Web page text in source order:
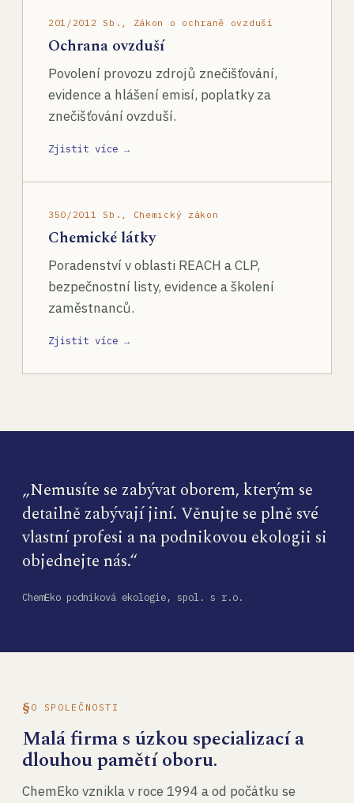
201/2012 Sb., Zákon o ochraně ovzduší
Ochrana ovzduší
Povolení provozu zdrojů znečišťování,
evidence a hlášení emisí, poplatky za
znečišťování ovzduší.
Zjistit více →
350/2011 Sb., Chemický zákon
Chemické látky
Poradenství v oblasti REACH a CLP,
bezpečnostní listy, evidence a školení
zaměstnanců.
Zjistit více →
„Nemusíte se zabývat oborem, kterým se
detailně zabývají jiní. Věnujte se plně své
vlastní profesi a na podnikovou ekologii si
objednejte nás.“
ChemEko podniková ekologie, spol. s r.o.
O SPOLEČNOSTI
Malá firma s úzkou specializací a
dlouhou pamětí oboru.
ChemEko vznikla v roce 1994 a od počátku se